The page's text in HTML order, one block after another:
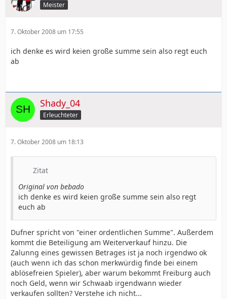
Meister
7. Oktober 2008 um 17:55
ich denke es wird keien große summe sein also regt euch
ab
Shady_04
Erleuchteter
7. Oktober 2008 um 18:13
Zitat
Original von bebado
ich denke es wird keien große summe sein also regt
euch ab
Dufner spricht von "einer ordentlichen Summe". Außerdem
kommt die Beteiligung am Weiterverkauf hinzu. Die
Zalunng eines gewissen Betrages ist ja noch irgendwo ok
(auch wenn ich das schon merkwürdig finde bei einem
ablösefreien Spieler), aber warum bekommt Freiburg auch
noch Geld, wenn wir Schwaab irgendwann wieder
verkaufen sollten? Verstehe ich nicht...